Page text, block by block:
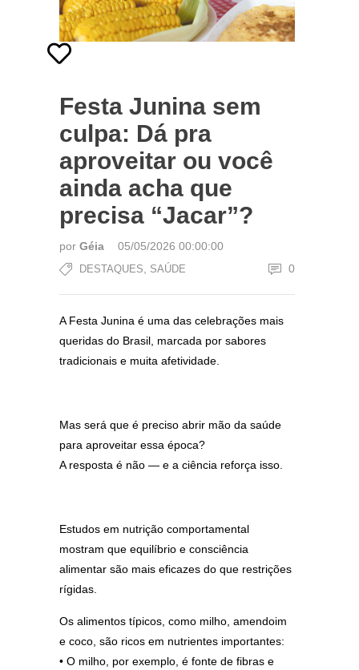
Festa Junina sem
culpa: Dá pra
aproveitar ou você
ainda acha que
precisa “Jacar”?
por Géia 05/05/2026 00:00:00
DESTAQUES SAÚDE 0
A Festa Junina é uma das celebrações mais
queridas do Brasil, marcada por sabores
tradicionais e muita afetividade.
Mas será que é preciso abrir mão da saúde
para aproveitar essa época?
A resposta é não — e a ciência reforça isso.
Estudos em nutrição comportamental
mostram que equilíbrio e consciência
alimentar são mais eficazes do que restrições
rígidas.
Os alimentos típicos, como milho, amendoim
e coco, são ricos em nutrientes importantes:
• O milho, por exemplo, é fonte de fibras e